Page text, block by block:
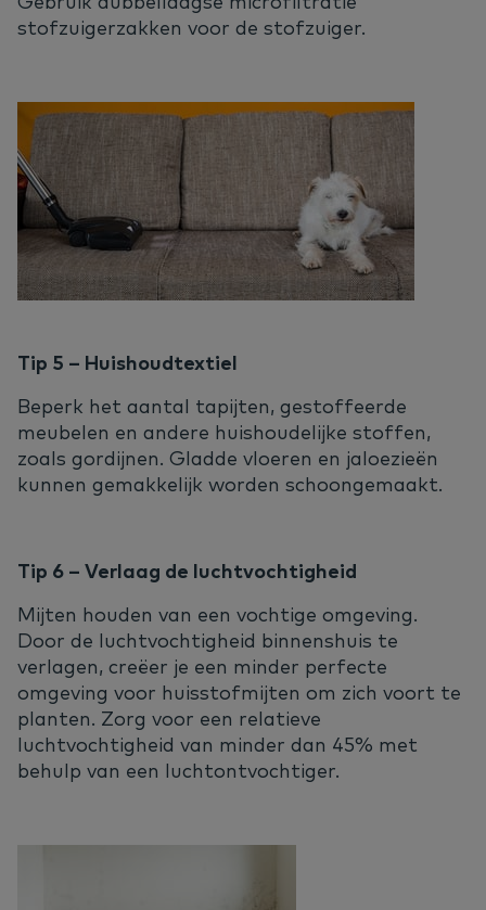
stofzuigerzakken voor de stofzuiger.
Tip 5 – Huishoudtextiel
Beperk het aantal tapijten, gestoffeerde
meubelen en andere huishoudelijke stoffen,
zoals gordijnen. Gladde vloeren en jaloezieën
kunnen gemakkelijk worden schoongemaakt.
Tip 6 – Verlaag de luchtvochtigheid
Mijten houden van een vochtige omgeving.
Door de luchtvochtigheid binnenshuis te
verlagen, creëer je een minder perfecte
omgeving voor huisstofmijten om zich voort te
planten. Zorg voor een relatieve
luchtvochtigheid van minder dan 45% met
behulp van een luchtontvochtiger.